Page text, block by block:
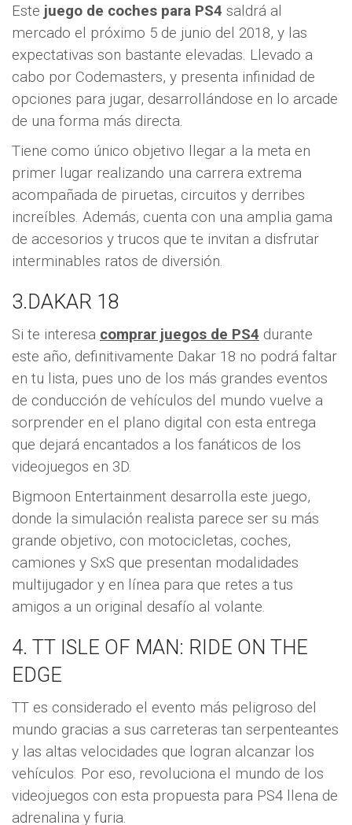
Este juego de coches para PS4 saldrá al
mercado el próximo 5 de junio del 2018, y las
expectativas son bastante elevadas. Llevado a
cabo por Codemasters, y presenta infinidad de
opciones para jugar, desarrollándose en lo arcade
de una forma más directa.
Tiene como único objetivo llegar a la meta en
primer lugar realizando una carrera extrema
acompañada de piruetas, circuitos y derribes
increíbles. Además, cuenta con una amplia gama
de accesorios y trucos que te invitan a disfrutar
interminables ratos de diversión.
3.DAKAR 18
Si te interesa comprar juegos de PS4 durante
este año, definitivamente Dakar 18 no podrá faltar
en tu lista, pues uno de los más grandes eventos
de conducción de vehículos del mundo vuelve a
sorprender en el plano digital con esta entrega
que dejará encantados a los fanáticos de los
videojuegos en 3D.
Bigmoon Entertainment desarrolla este juego,
donde la simulación realista parece ser su más
grande objetivo, con motocicletas, coches,
camiones y SxS que presentan modalidades
multijugador y en línea para que retes a tus
amigos a un original desafío al volante.
4. TT ISLE OF MAN: RIDE ON THE
EDGE
TT es considerado el evento más peligroso del
mundo gracias a sus carreteras tan serpenteantes
y las altas velocidades que logran alcanzar los
vehículos. Por eso, revoluciona el mundo de los
videojuegos con esta propuesta para PS4 llena de
adrenalina y furia.